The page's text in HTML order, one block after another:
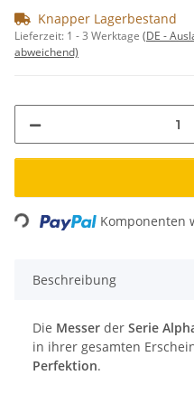
Knapper Lagerbestand
Lieferzeit: 1 - 3 Werktage (DE -
abweichend)
Komponenten
Beschreibung
Die Messer der Serie
in ihrer gesamten
Perfektion.